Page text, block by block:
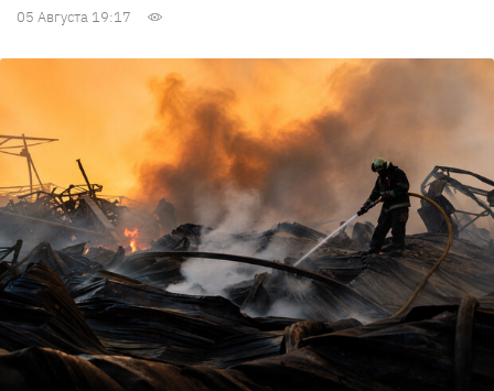
05 Августа 19:17